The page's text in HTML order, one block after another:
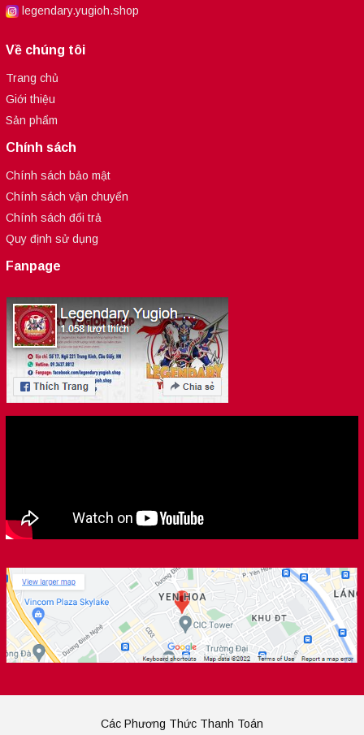
legendary.yugioh.shop
Về chúng tôi
Trang chủ
Giới thiệu
Sản phẩm
Chính sách
Chính sách bảo mật
Chính sách vận chuyển
Chính sách đổi trả
Quy định sử dụng
Fanpage
Các Phương Thức Thanh Toán